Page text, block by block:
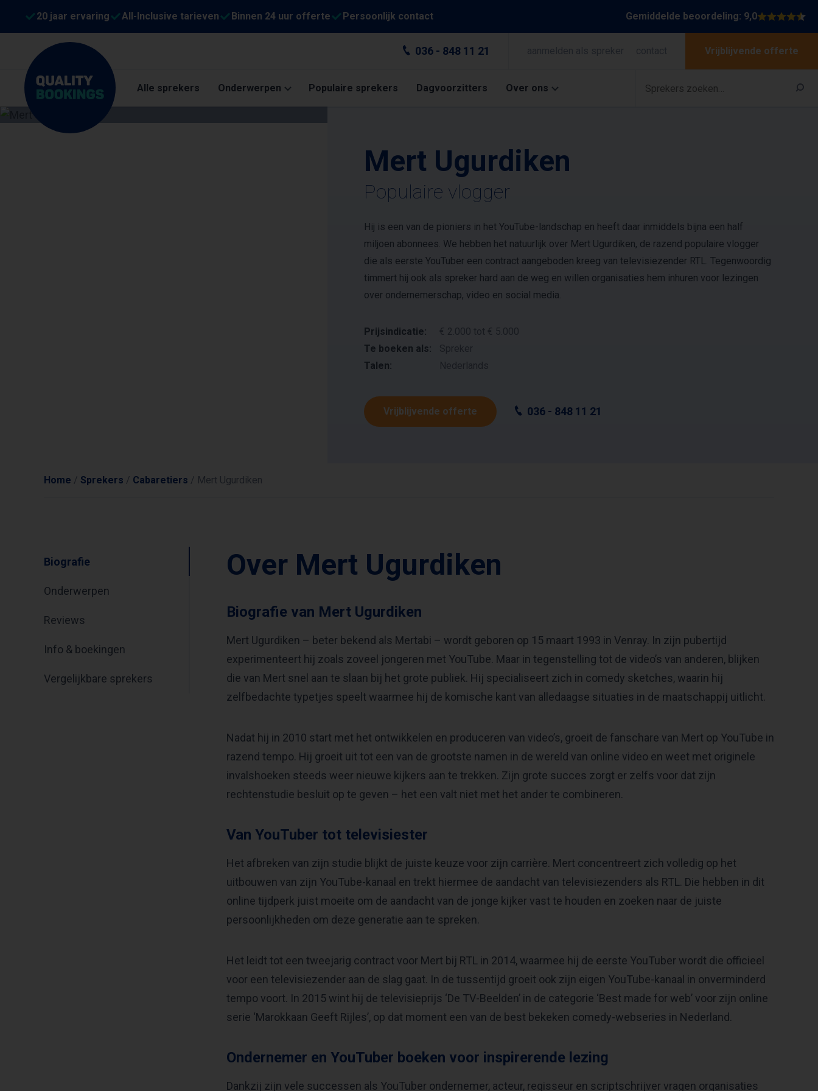
20 jaar ervaring All-Inclusive tarieven Binnen 24 uur offerte Persoonlijk contact Gemiddelde beoordeling: 9,0
036 - 848 11 21 Vrijblijvende offerte
Alle sprekers Onderwerpen Populaire sprekers Dagvoorzitters Over ons
Mert Ugurdiken
Populaire vlogger
Hij is een van de pioniers in het YouTube-landschap en heeft daar inmiddels bijna een half
miljoen abonnees. We hebben het natuurlijk over Mert Ugurdiken, de razend populaire vlogger
die als eerste YouTuber een contract aangeboden kreeg van televisiezender RTL. Tegenwoordig
timmert hij ook als spreker hard aan de weg en willen organisaties hem inhuren voor lezingen
over ondernemerschap, video en social media.
Prijsindicatie:
€ 2.000 tot € 5.000
Te boeken als:
Spreker
Talen:
Vrijblijvende offerte 036 - 848 11 21
Home / Sprekers / Cabaretiers / Mert Ugurdiken
Biografie
Onderwerpen
Reviews
Info & boekingen
Vergelijkbare sprekers
Over Mert Ugurdiken
Biografie van Mert Ugurdiken
Mert Ugurdiken – beter bekend als Mertabi – wordt geboren op 15 maart 1993 in Venray. In zijn pubertijd
experimenteert hij zoals zoveel jongeren met YouTube. Maar in tegenstelling tot de video’s van anderen, blijken
die van Mert snel aan te slaan bij het grote publiek. Hij specialiseert zich in comedy sketches, waarin hij
zelfbedachte typetjes speelt waarmee hij de komische kant van alledaagse situaties in de maatschappij uitlicht.
Nadat hij in 2010 start met het ontwikkelen en produceren van video’s, groeit de fanschare van Mert op YouTube in
razend tempo. Hij groeit uit tot een van de grootste namen in de wereld van online video en weet met originele
invalshoeken steeds weer nieuwe kijkers aan te trekken. Zijn grote succes zorgt er zelfs voor dat zijn
rechtenstudie besluit op te geven – het een valt niet met het ander te combineren.
Van YouTuber tot televisiester
Het afbreken van zijn studie blijkt de juiste keuze voor zijn carrière. Mert concentreert zich volledig op het
uitbouwen van zijn YouTube-kanaal en trekt hiermee de aandacht van televisiezenders als RTL. Die hebben in dit
online tijdperk juist moeite om de aandacht van de jonge kijker vast te houden en zoeken naar de juiste
persoonlijkheden om deze generatie aan te spreken.
Het leidt tot een tweejarig contract voor Mert bij RTL in 2014, waarmee hij de eerste YouTuber wordt die officieel
voor een televisiezender aan de slag gaat. In de tussentijd groeit ook zijn eigen YouTube-kanaal in onverminderd
tempo voort. In 2015 wint hij de televisieprijs ‘De TV-Beelden’ in de categorie ‘Best made for web’ voor zijn online
serie ‘Marokkaan Geeft Rijles’, op dat moment een van de best bekeken comedy-webseries in Nederland.
Ondernemer en YouTuber boeken voor inspirerende lezing
Dankzij zijn vele successen als YouTuber ondernemer, acteur, regisseur en scriptschrijver vragen organisaties